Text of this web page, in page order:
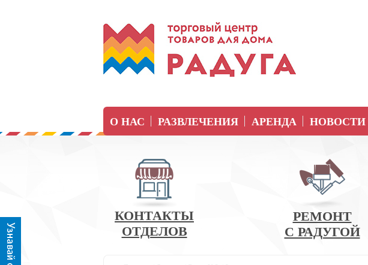
О НАС РАЗВЛЕЧЕНИЯ АРЕНДА НОВОСТИ
КОНТАКТЫ
ОТДЕЛОВ
РЕМОНТ
С РАДУГОЙ